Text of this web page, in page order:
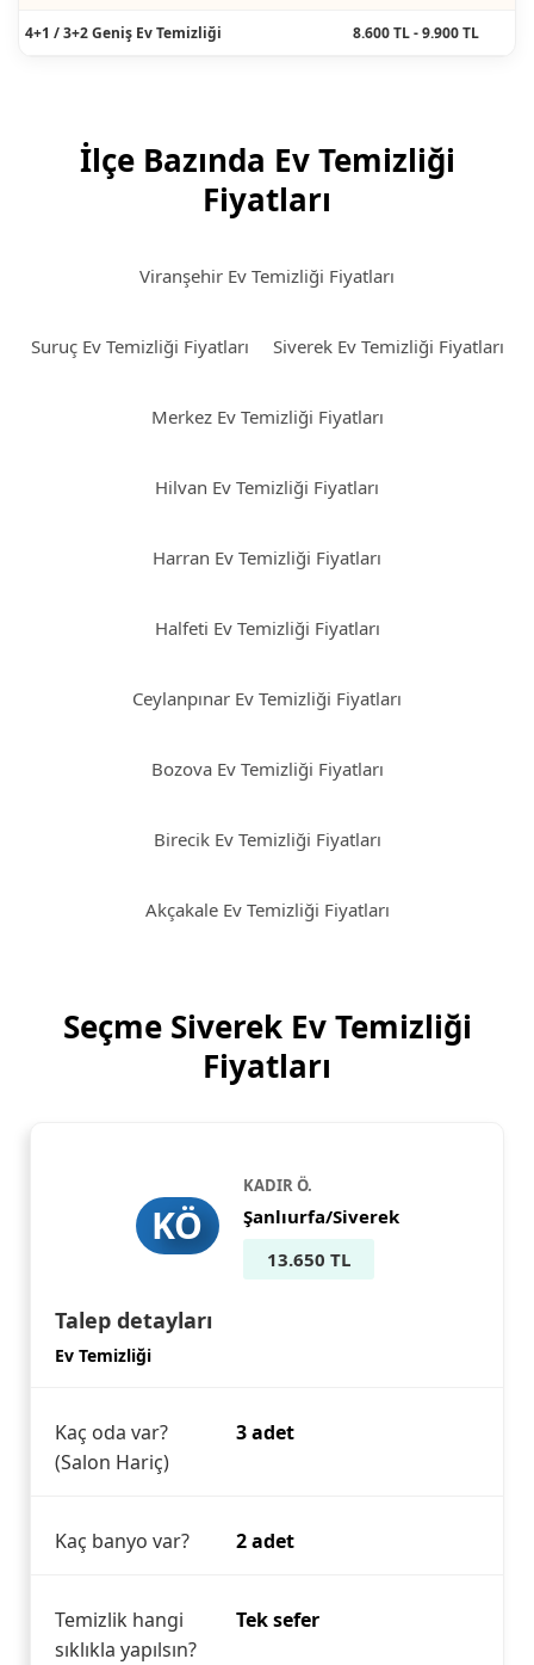
4+1 / 3+2 Geniş Ev Temizliği 8.600 TL - 9.900 TL
İlçe Bazında Ev Temizliği
Fiyatları
Viranşehir Ev Temizliği Fiyatları
Suruç Ev Temizliği Fiyatları Siverek Ev Temizliği Fiyatları
Merkez Ev Temizliği Fiyatları
Hilvan Ev Temizliği Fiyatları
Harran Ev Temizliği Fiyatları
Halfeti Ev Temizliği Fiyatları
Ceylanpınar Ev Temizliği Fiyatları
Bozova Ev Temizliği Fiyatları
Birecik Ev Temizliği Fiyatları
Akçakale Ev Temizliği Fiyatları
Seçme Siverek Ev Temizliği
Fiyatları
KÖ
KADIR Ö.
Şanlıurfa/Siverek
13.650 TL
Talep detayları
Ev Temizliği
Kaç oda var?
(Salon Hariç)
3 adet
Kaç banyo var? 2 adet
Temizlik hangi
sıklıkla yapılsın?
Tek sefer